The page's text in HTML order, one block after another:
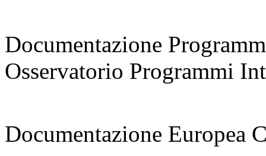
Documentazione
Osservatorio Programmi
Documentazione Europea